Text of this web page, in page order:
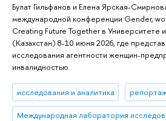
Булат Гильфанов и Елена Ярская-
международной конференции Gender,
Creating Future Together в Университете
(Казахстан) 8-10 июня 2026, где
исследования агентности женщин-
инвалидностью.
исследования и аналитика